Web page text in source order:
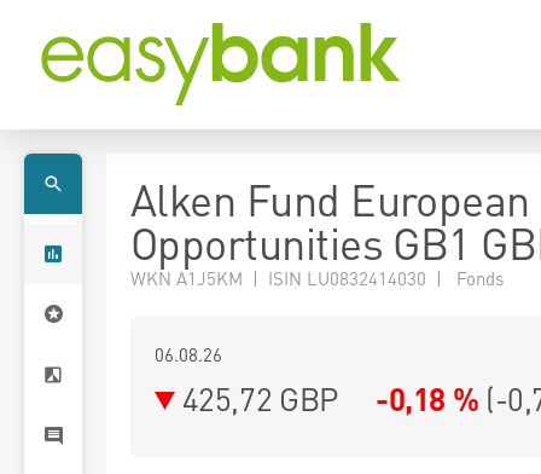
Alken Fund European
Opportunities GB1
WKN A1J5KM | ISIN LU0832414030 | Fonds
06.08.26
425,72 GBP -0,18 % (-